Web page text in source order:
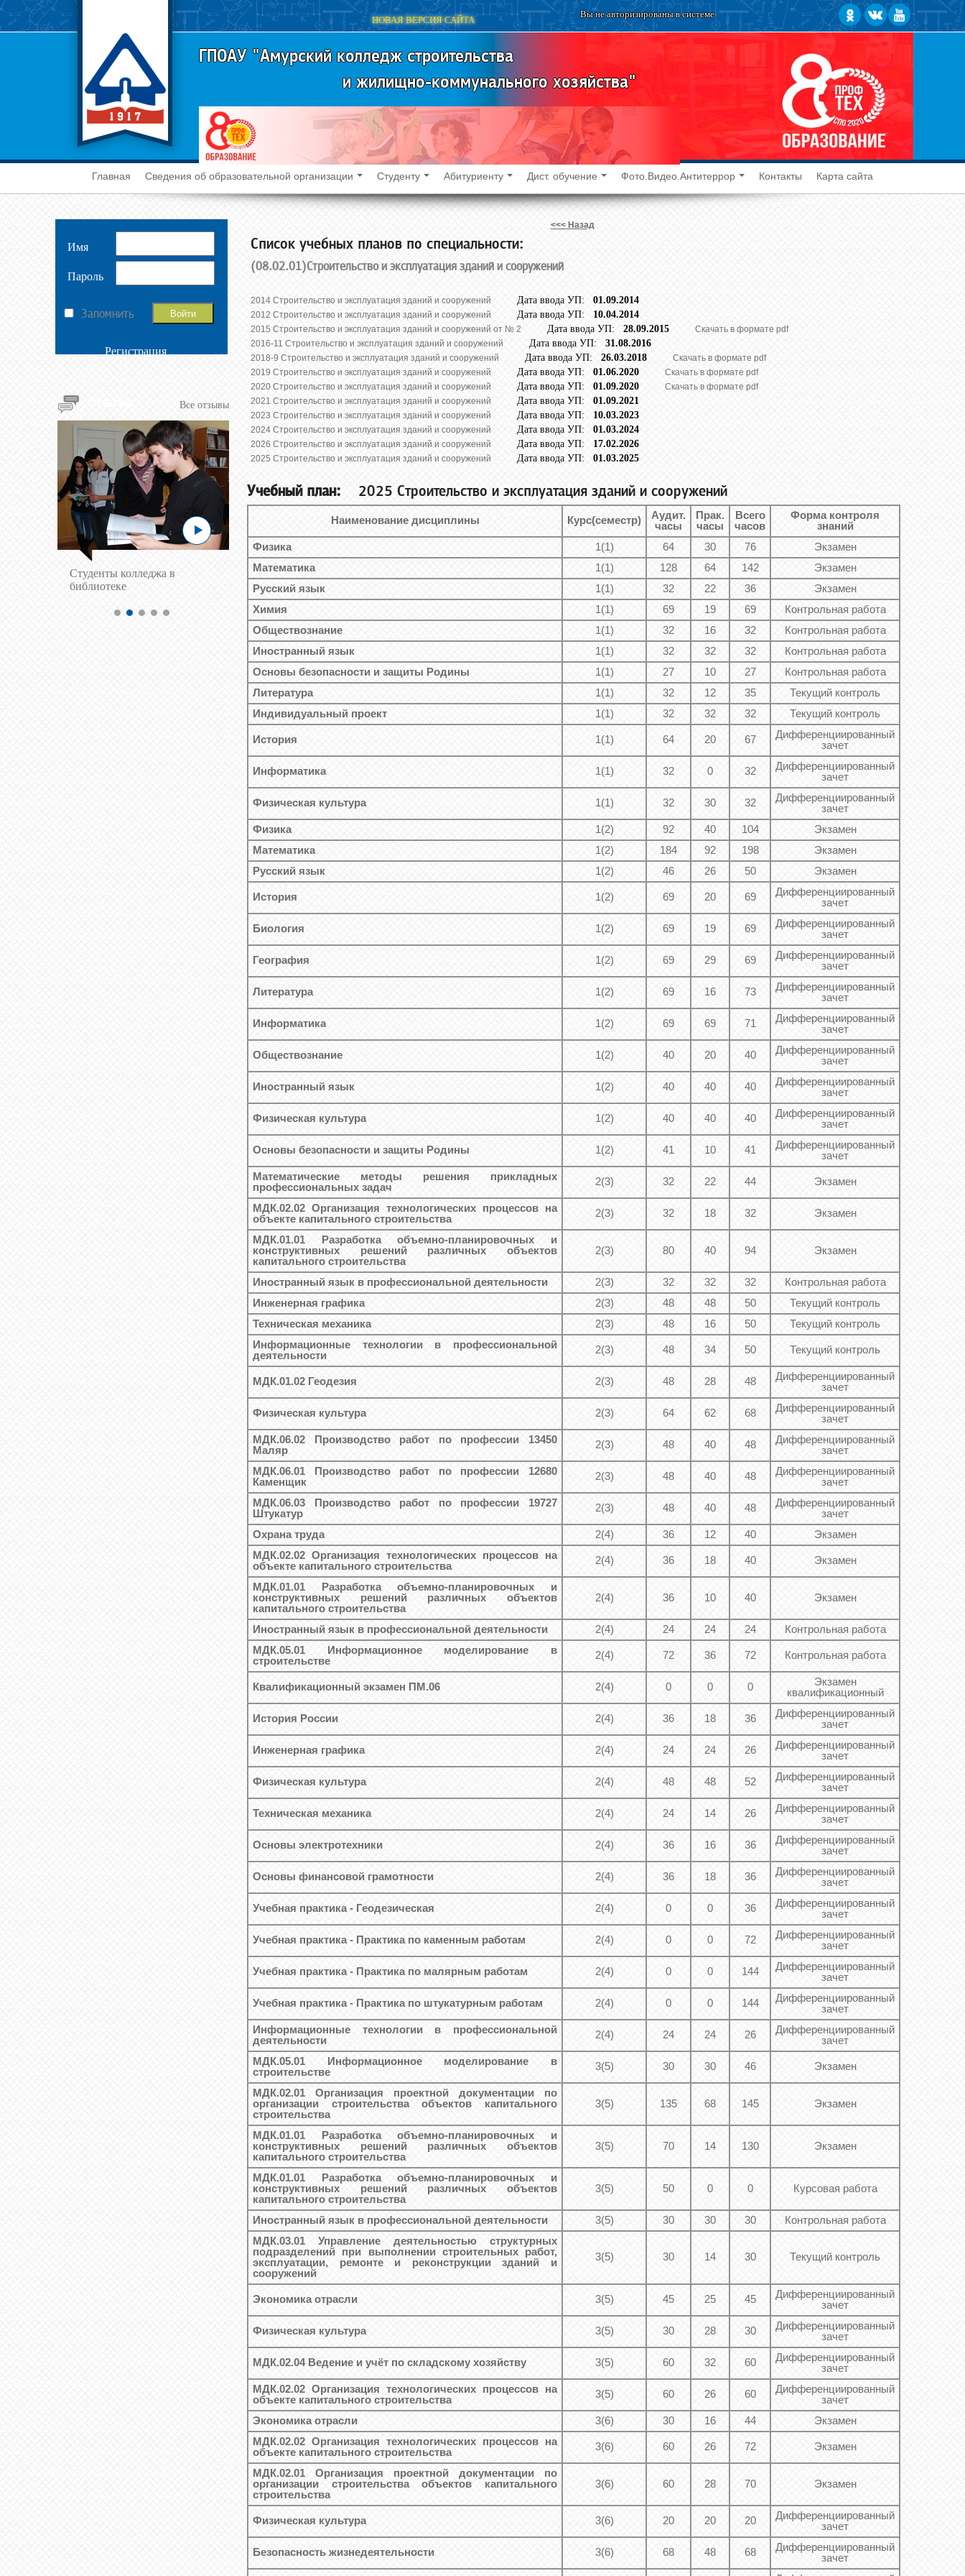
НОВАЯ ВЕРСИЯ САЙТА
Вы не авторизированы в системе
ГПОАУ "Амурский колледж строительства
и жилищно-коммунального хозяйства"
Главная Сведения об образовательной организации Студенту Абитуриенту Дист. обучение Фото.Видео.Антитеррор Контакты Карта сайта
Имя
Пароль
Запомнить
Регистрация
Все отзывы
Cтуденты колледжа в
библиотеке
<<< Назад
Cписок учебных планов по специальности:
(08.02.01)Строительство и эксплуатация зданий и сооружений
2014 Строительство и эксплуатация зданий и сооружений Дата ввода УП: 01.09.2014
2012 Строительство и эксплуатация зданий и сооружений Дата ввода УП: 10.04.2014
2015 Строительство и эксплуатация зданий и сооружений от № 2 Дата ввода УП: 28.09.2015 Скачать в формате pdf
2016-11 Строительство и эксплуатация зданий и сооружений
Дата ввода УП: 31.08.2016
2018-9 Строительство и эксплуатация зданий и сооружений Дата ввода УП: 26.03.2018 Скачать в формате pdf
2019 Строительство и эксплуатация зданий и сооружений
Дата ввода УП: 01.06.2020 Скачать в формате pdf
2020 Строительство и эксплуатация зданий и сооружений
Дата ввода УП: 01.09.2020 Скачать в формате pdf
2021 Строительство и эксплуатация зданий и сооружений
Дата ввода УП: 01.09.2021
2023 Строительство и эксплуатация зданий и сооружений Дата ввода УП: 10.03.2023
2024 Строительство и эксплуатация зданий и сооружений Дата ввода УП: 01.03.2024
2026 Строительство и эксплуатация зданий и сооружений Дата ввода УП: 17.02.2026
2025 Строительство и эксплуатация зданий и сооружений Дата ввода УП: 01.03.2025
Учебный план: 2025 Строительство и эксплуатация зданий и сооружений
Наименование дисциплины Курс(семестр)
Аудит.
часы
Прак.
часы
Всего
часов
Форма контроля
знаний
Физика
1(1) 64 30 76
Экзамен
Математика
1(1) 128 64 142
Экзамен
Русский язык
1(1) 32 22 36
Экзамен
Химия
1(1) 69 19 69
Контрольная работа
Обществознание
1(1) 32 16 32
Контрольная работа
Иностранный язык
1(1) 32 32 32
Контрольная работа
Основы безопасности и защиты Родины
1(1) 27 10 27
Контрольная работа
Литература
1(1) 32 12 35
Текущий контроль
Индивидуальный проект
1(1) 32 32 32 Текущий контроль
История 1(1) 64 20 67
Дифференциированный
зачет
Информатика 1(1) 32 0 32
Дифференциированный
зачет
Физическая культура 1(1) 32 30 32
Дифференциированный
зачет
Физика
1(2) 92 40 104
Экзамен
Математика
1(2) 184 92 198
Экзамен
Русский язык
1(2) 46 26 50 Экзамен
История 1(2) 69 20 69
Дифференциированный
зачет
Биология 1(2) 69 19 69
Дифференциированный
зачет
География 1(2) 69 29 69
Дифференциированный
зачет
Литература 1(2) 69 16 73
Дифференциированный
зачет
Информатика 1(2) 69 69 71
Дифференциированный
зачет
Обществознание 1(2) 40 20 40
Дифференциированный
зачет
Иностранный язык 1(2) 40 40 40
Дифференциированный
зачет
Физическая культура 1(2) 40 40 40
Дифференциированный
зачет
Основы безопасности и защиты Родины 1(2) 41 10 41
Дифференциированный
зачет
Математические методы решения прикладных
профессиональных задач
2(3) 32 22 44 Экзамен
МДК.02.02 Организация технологических процессов на
объекте капитального строительства
2(3) 32 18 32 Экзамен
МДК.01.01 Разработка объемно-планировочных и
конструктивных решений различных объектов
капитального строительства
2(3) 80 40 94 Экзамен
Иностранный язык в профессиональной деятельности 2(3) 32 32 32
Контрольная работа
Инженерная графика
2(3) 48 48 50
Текущий контроль
Техническая механика
2(3) 48 16 50
Текущий контроль
Информационные технологии в профессиональной
деятельности
2(3) 48 34 50 Текущий контроль
МДК.01.02 Геодезия 2(3) 48 28 48
Дифференциированный
зачет
Физическая культура 2(3) 64 62 68
Дифференциированный
зачет
МДК.06.02 Производство работ по профессии 13450
Маляр
2(3) 48 40 48
Дифференциированный
зачет
МДК.06.01 Производство работ по профессии 12680
Каменщик
2(3) 48 40 48
Дифференциированный
зачет
МДК.06.03 Производство работ по профессии 19727
Штукатур
2(3) 48 40 48
Дифференциированный
зачет
Охрана труда
2(4) 36 12 40
Экзамен
МДК.02.02 Организация технологических процессов на
объекте капитального строительства
2(4) 36 18 40 Экзамен
МДК.01.01 Разработка объемно-планировочных и
конструктивных решений различных объектов
капитального строительства
2(4) 36 10 40 Экзамен
Иностранный язык в профессиональной деятельности 2(4) 24 24 24
Контрольная работа
МДК.05.01 Информационное моделирование в
строительстве
2(4) 72 36 72 Контрольная работа
Квалификационный экзамен ПМ.06 2(4) 0 0 0
Экзамен
квалификационный
История России 2(4) 36 18 36
Дифференциированный
зачет
Инженерная графика 2(4) 24 24 26
Дифференциированный
зачет
Физическая культура 2(4) 48 48 52
Дифференциированный
зачет
Техническая механика 2(4) 24 14 26
Дифференциированный
зачет
Основы электротехники 2(4) 36 16 36
Дифференциированный
зачет
Основы финансовой грамотности 2(4) 36 18 36
Дифференциированный
зачет
Учебная практика - Геодезическая 2(4) 0 0 36
Дифференциированный
зачет
Учебная практика - Практика по каменным работам 2(4) 0 0 72
Дифференциированный
зачет
Учебная практика - Практика по малярным работам 2(4) 0 0 144
Дифференциированный
зачет
Учебная практика - Практика по штукатурным работам 2(4) 0 0 144
Дифференциированный
зачет
Информационные технологии в профессиональной
деятельности
2(4) 24 24 26
Дифференциированный
зачет
МДК.05.01 Информационное моделирование в
строительстве
3(5) 30 30 46 Экзамен
МДК.02.01 Организация проектной документации по
организации строительства объектов капитального
строительства
3(5) 135 68 145 Экзамен
МДК.01.01 Разработка объемно-планировочных и
конструктивных решений различных объектов
капитального строительства
3(5) 70 14 130 Экзамен
МДК.01.01 Разработка объемно-планировочных и
конструктивных решений различных объектов
капитального строительства
3(5) 50 0 0 Курсовая работа
Иностранный язык в профессиональной деятельности 3(5) 30 30 30
Контрольная работа
МДК.03.01 Управление деятельностью структурных
подразделений при выполнении строительных работ,
эксплуатации, ремонте и реконструкции зданий и
сооружений
3(5) 30 14 30 Текущий контроль
Экономика отрасли 3(5) 45 25 45
Дифференциированный
зачет
Физическая культура 3(5) 30 28 30
Дифференциированный
зачет
МДК.02.04 Ведение и учёт по складскому хозяйству 3(5) 60 32 60
Дифференциированный
зачет
МДК.02.02 Организация технологических процессов на
объекте капитального строительства
3(5) 60 26 60
Дифференциированный
зачет
Экономика отрасли
3(6) 30 16 44
Экзамен
МДК.02.02 Организация технологических процессов на
объекте капитального строительства
3(6) 60 26 72 Экзамен
МДК.02.01 Организация проектной документации по
организации строительства объектов капитального
строительства
3(6) 60 28 70 Экзамен
Физическая культура 3(6) 20 20 20
Дифференциированный
зачет
Безопасность жизнедеятельности 3(6) 68 48 68
Дифференциированный
зачет